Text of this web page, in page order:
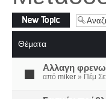
Δημιουργία νέου
θέματος
Θέματα
Αλλαγη
από miker » Πέμ